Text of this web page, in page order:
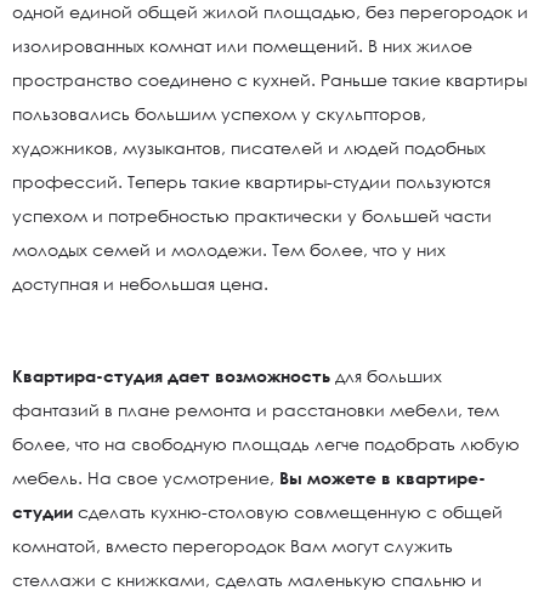
одной единой общей жилой площадью, без перегородок и
изолированных комнат или помещений. В них жилое
пространство соединено с кухней. Раньше такие квартиры
пользовались большим успехом у скульпторов,
художников, музыкантов, писателей и людей подобных
профессий. Теперь такие квартиры-студии пользуются
успехом и потребностью практически у большей части
молодых семей и молодежи. Тем более, что у них
доступная и небольшая цена.
Квартира-студия дает возможность для больших
фантазий в плане ремонта и расстановки мебели, тем
более, что на свободную площадь легче подобрать любую
мебель. На свое усмотрение, Вы можете в квартире-
студии сделать кухню-столовую совмещенную с общей
комнатой, вместо перегородок Вам могут служить
стеллажи с книжками, сделать маленькую спальню и